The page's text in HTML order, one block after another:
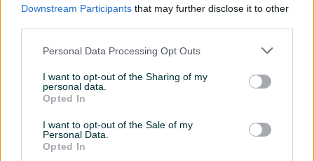
Downstream Participants that may further disclose it to other
Personal Data Processing Opt Outs
I want to opt-out of the Sharing of my
personal data.
Opted In
I want to opt-out of the Sale of my
Personal Data.
Opted In
Epoxy daska za
posluživanje meze sa 24K
zlatom (abonos hrast)
Epoxy okean (ocean) daska